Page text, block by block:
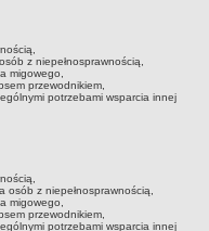
z niepełnosprawnością,
migowego,
przewodnikiem,
potrzebami wsparcia innej
osób z niepełnosprawnością,
migowego,
przewodnikiem,
potrzebami wsparcia innej